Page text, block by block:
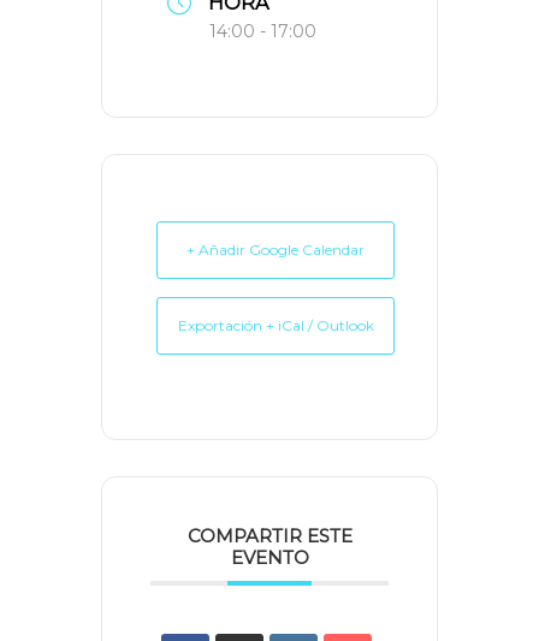
14:00 - 17:00
+ Añadir Google Calendar
Exportación + iCal / Outlook
COMPARTIR ESTE
EVENTO